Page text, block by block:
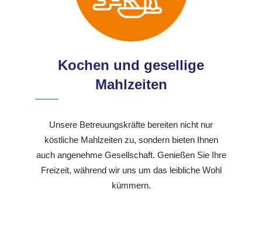
Kochen und gesellige
Mahlzeiten
Unsere Betreuungskräfte bereiten nicht nur
köstliche Mahlzeiten zu, sondern bieten Ihnen
auch angenehme Gesellschaft. Genießen Sie Ihre
Freizeit, während wir uns um das leibliche Wohl
kümmern.